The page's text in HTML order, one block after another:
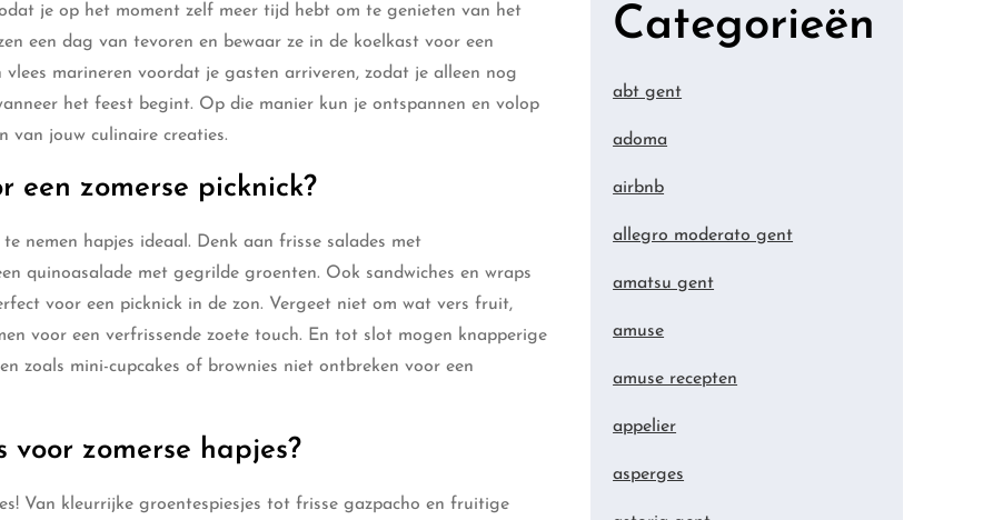
je op het moment zelf meer tijd hebt om te genieten van het
een dag van tevoren en bewaar ze in de koelkast voor een
marineren voordat je gasten arriveren, zodat je alleen nog
het feest begint. Op die manier kun je ontspannen en volop
van jouw culinaire creaties.
een zomerse picknick?
nemen hapjes ideaal. Denk aan frisse salades met
quinoasalade met gegrilde groenten. Ook sandwiches en wraps
voor een picknick in de zon. Vergeet niet om wat vers fruit,
voor een verfrissende zoete touch. En tot slot mogen knapperige
zoals mini-cupcakes of brownies niet ontbreken voor een
zomerse hapjes?
Van kleurrijke groentespiesjes tot frisse gazpacho en fruitige
Categorieën
abt gent
adoma
airbnb
allegro moderato gent
amatsu gent
amuse
amuse recepten
appelier
asperges